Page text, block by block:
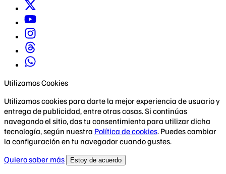
Utilizamos Cookies
Utilizamos cookies para darte la mejor experiencia de usuario y
entrega de publicidad, entre otras cosas. Si continúas
navegando el sitio, das tu consentimiento para utilizar dicha
tecnología, según nuestra Política de cookies. Puedes cambiar
la configuración en tu navegador cuando gustes.
Quiero saber más
Estoy de acuerdo